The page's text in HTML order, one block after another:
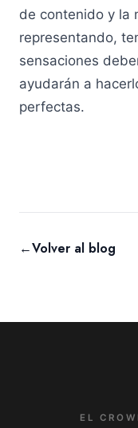
de contenido y la
representando,
sensaciones
ayudarán a
perfectas.
←Volver al blog
EL